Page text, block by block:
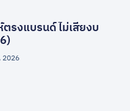
รงแบรนด์ ไม่เสียงบ
2026